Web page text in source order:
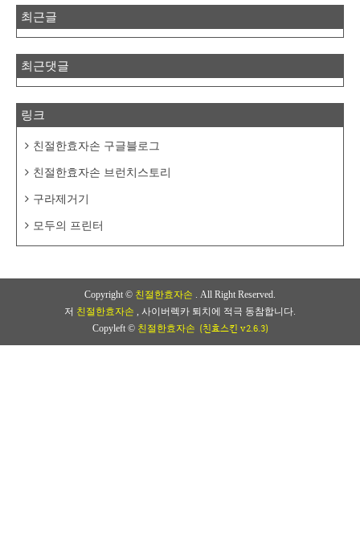
최근글
최근댓글
링크
친절한효자손 구글블로그
친절한효자손 브런치스토리
구라제거기
모두의 프린터
Copyright © 친절한효자손 . All Right Reserved.
저 친절한효자손 , 사이버렉카 퇴치에 적극 동참합니다.
Copyleft © 친절한효자손 (친효스킨 v2.6.3)